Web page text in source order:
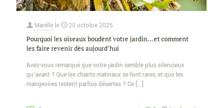
Marelle le 20 octobre 2025
Pourquoi les oiseaux boudent votre jardin… et comment
les faire revenir dès aujourd’hui
Avez-vous remarqué que votre jardin semble plus silencieux
qu’avant ? Que les chants matinaux se font rares, et que les
mangeoires restent parfois désertes ? Ce […]